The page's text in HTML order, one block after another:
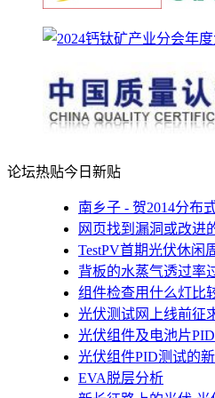
论坛热贴今日新贴
南乡子 - 贺2014分布
网页找到漏洞或改进
TestPV首期光伏休闲
背板的水蒸气透过率
组件检查用什么灯比
光伏测试网上线前征
光伏组件及电池片
光伏组件PID测试的
EVA脱层分析